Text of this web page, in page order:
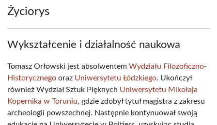
Życiorys
Wykształcenie i działalność naukowa
Tomasz Orłowski jest absolwentem Wydziału Filozoficzno-
Historycznego oraz Uniwersytetu Łódzkiego. Ukończył
również Wydział Sztuk Pięknych Uniwersytetu Mikołaja
Kopernika w Toruniu, gdzie zdobył tytuł magistra z zakresu
archeologii powszechnej. Następnie kontynuował swoją